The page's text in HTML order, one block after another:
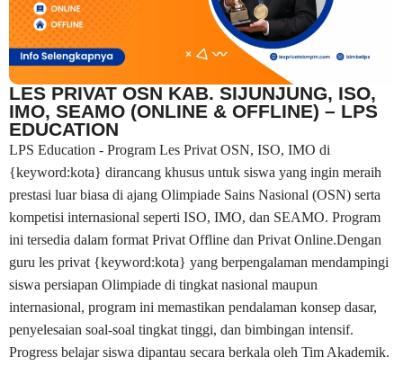
LES PRIVAT OSN KAB. SIJUNJUNG, ISO,
IMO, SEAMO (ONLINE & OFFLINE) – LPS
EDUCATION
LPS Education - Program Les Privat OSN, ISO, IMO di
{keyword:kota} dirancang khusus untuk siswa yang ingin meraih
prestasi luar biasa di ajang Olimpiade Sains Nasional (OSN) serta
kompetisi internasional seperti ISO, IMO, dan SEAMO. Program
ini tersedia dalam format Privat Offline dan Privat Online.Dengan
guru les privat {keyword:kota} yang berpengalaman mendampingi
siswa persiapan Olimpiade di tingkat nasional maupun
internasional, program ini memastikan pendalaman konsep dasar,
penyelesaian soal-soal tingkat tinggi, dan bimbingan intensif.
Progress belajar siswa dipantau secara berkala oleh Tim Akademik.